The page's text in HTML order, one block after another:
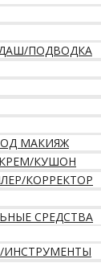
ПОДВОДКА
МАКИЯЖ
КРЕМ/КУШОН
КОРРЕКТОР
СРЕДСТВА
ИНСТРУМЕНТЫ